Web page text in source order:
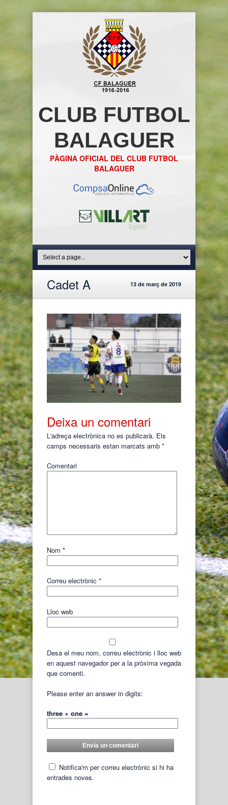
CLUB FUTBOL
BALAGUER
PÀGINA OFICIAL DEL CLUB FUTBOL
BALAGUER
Cadet A 13 de març de 2019
Deixa un comentari
L'adreça electrònica no es publicarà. Els
camps necessaris estan marcats amb *
Comentari
Nom *
Correu electrònic *
Lloc web
Desa el meu nom, correu electrònic i lloc web
en aquest navegador per a la pròxima vegada
que comenti.
Please enter an answer in digits:
three × one =
Notifica'm per correu electrònic si hi ha
entrades noves.